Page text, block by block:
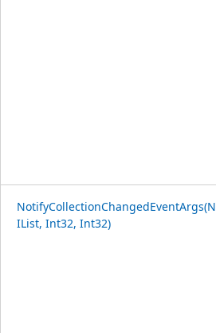
IList, Int32, Int32)